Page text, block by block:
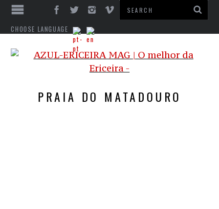
CHOOSE LANGUAGE
PRAIA DO MATADOURO